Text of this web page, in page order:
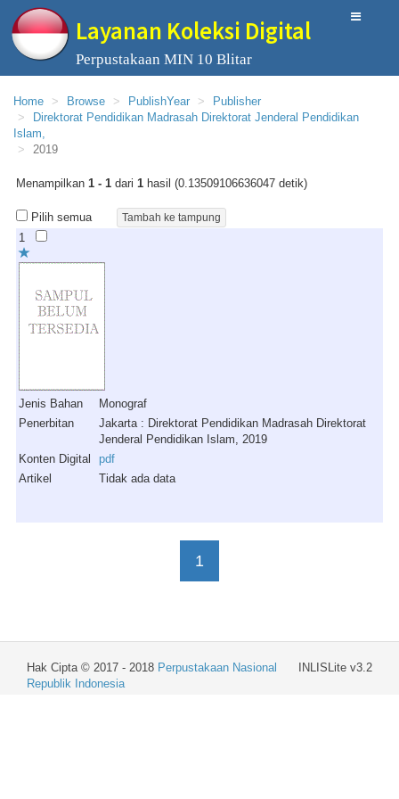
Layanan Koleksi Digital
Perpustakaan MIN 10 Blitar
Home Browse PublishYear
Publisher
Direktorat Pendidikan Madrasah Direktorat Jenderal Pendidikan
Islam,
2019
Menampilkan 1 - 1 dari 1 hasil (0.13509106636047 detik)
Pilih semua
1
Jenis Bahan
Monograf
Penerbitan
Jakarta : Direktorat Pendidikan Madrasah Direktorat
Jenderal Pendidikan Islam, 2019
Konten Digital
pdf
Artikel
Tidak ada data
1
INLISLite v3.2
Hak Cipta © 2017 - 2018 Perpustakaan Nasional
Republik Indonesia